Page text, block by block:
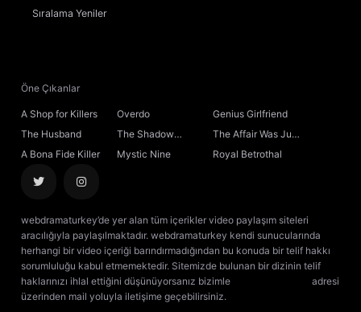
14. Bölüm
18. Bölüm
19. Bölüm
20. Bölüm
Sıralama Yeniler
Öne Çıkanlar
A Shop for Killers Overdo
Genius Girlfriend
The Husband
The Shadow
Sovereign
The Affair Was Just
the Beginning
A Bona Fide Killer Mystic Nine Royal Betrothal
webdramaturkey’de yer alan tüm içerikler video paylaşım siteleri
aracılığıyla paylaşılmaktadır. webdramaturkey kendi sunucularında
herhangi bir video içeriği barındırmadığından bu konuda bir telif hakkı
sorumluluğu kabul etmemektedir. Sitemizde bulunan bir dizinin telif
haklarınızı ihlal ettiğini düşünüyorsanız bizimle
adresi
üzerinden mail yoluyla iletişime geçebilirsiniz.